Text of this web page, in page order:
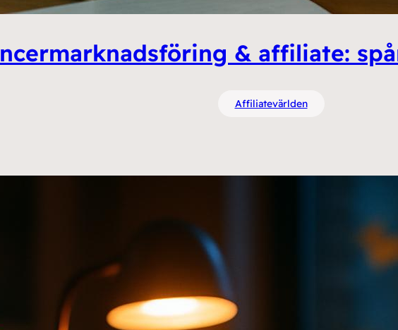
& affiliate:
Affiliatevärlden